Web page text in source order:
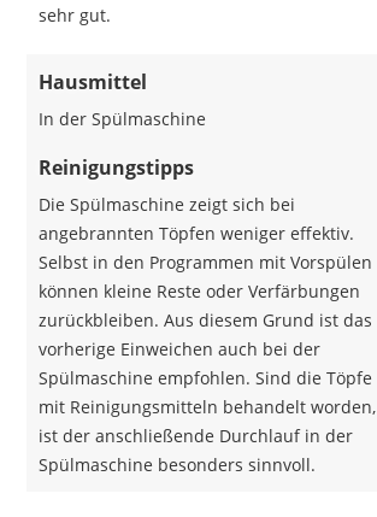
sehr gut.
Hausmittel
In der Spülmaschine
Reinigungstipps
Die Spülmaschine zeigt sich bei
angebrannten Töpfen weniger effektiv.
Selbst in den Programmen mit Vorspülen
können kleine Reste oder Verfärbungen
zurückbleiben. Aus diesem Grund ist das
vorherige Einweichen auch bei der
Spülmaschine empfohlen. Sind die Töpfe
mit Reinigungsmitteln behandelt worden,
ist der anschließende Durchlauf in der
Spülmaschine besonders sinnvoll.